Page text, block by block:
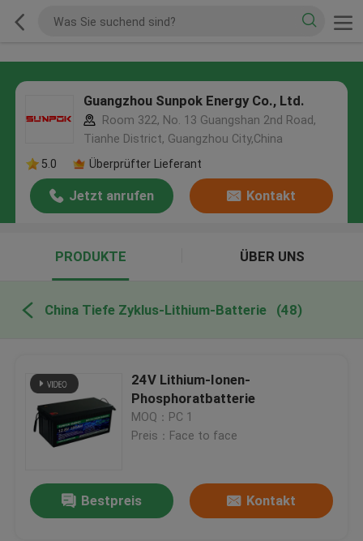
Guangzhou Sunpok Energy Co., Ltd.
Room 322, No. 13 Guangshan 2nd Road,
Tianhe District, Guangzhou City,China
5.0
Überprüfter Lieferant
Jetzt anrufen Kontakt
PRODUKTE ÜBER UNS
China Tiefe Zyklus-Lithium-Batterie (48)
24V Lithium-Ionen-
Phosphoratbatterie
MOQ：PC 1
Preis：Face to face
Bestpreis Kontakt